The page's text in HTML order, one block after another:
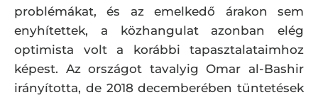
problémákat, és az emelkedő árakon sem
enyhítettek, a közhangulat azonban elég
optimista volt a korábbi tapasztalataimhoz
képest. Az országot tavalyig Omar al-Bashir
irányította, de 2018 decemberében tüntetések